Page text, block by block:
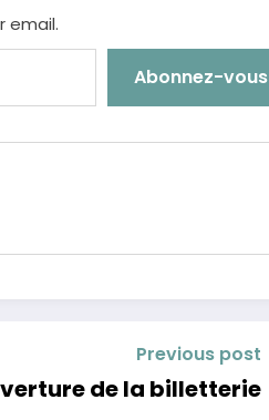
email.
Abonnez-vous
Previous post
de la billetterie